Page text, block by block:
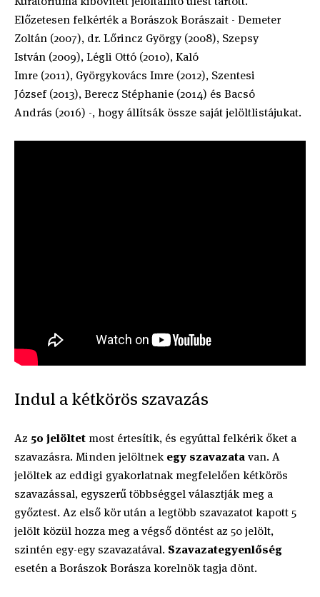
Előzetesen felkérték a Borászok Borászait - Demeter
Zoltán (2007), dr. Lőrincz György (2008), Szepsy
István (2009), Légli Ottó (2010), Kaló
Imre (2011), Györgykovács Imre (2012), Szentesi
József (2013), Berecz Stéphanie (2014) és Bacsó
András (2016) -, hogy állítsák össze saját jelöltlistájukat.
Indul a kétkörös szavazás
Az 50 jelöltet most értesítik, és egyúttal felkérik őket a
szavazásra. Minden jelöltnek egy szavazatavan. A
jelöltek az eddigi gyakorlatnak megfelelően kétkörös
szavazással, egyszerű többséggel választják meg a
győztest. Az első kör után a legtöbb szavazatot kapott 5
jelölt közül hozza meg a végső döntést az 50 jelölt,
szintén egy-egy szavazatával. Szavazategyenlőség
esetén a Borászok Borásza korelnök tagja dönt.